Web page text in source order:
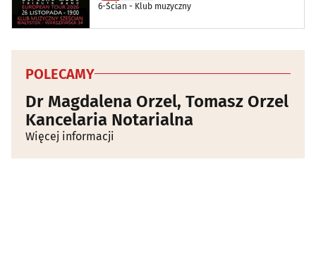
6-Ścian - Klub muzyczny
POLECAMY
Dr Magdalena Orzel, Tomasz Orzel
Kancelaria Notarialna
Więcej informacji